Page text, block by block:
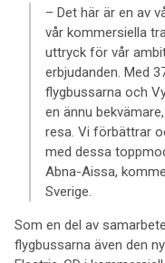
– Det här är en av
vår kommersiella
uttryck för vår
erbjudanden. Med
flygbussarna och
en ännu
resa. Vi förbättrar
med dessa
Abna-Aissa,
Sverige.
Som en del av
flygbussarna även den